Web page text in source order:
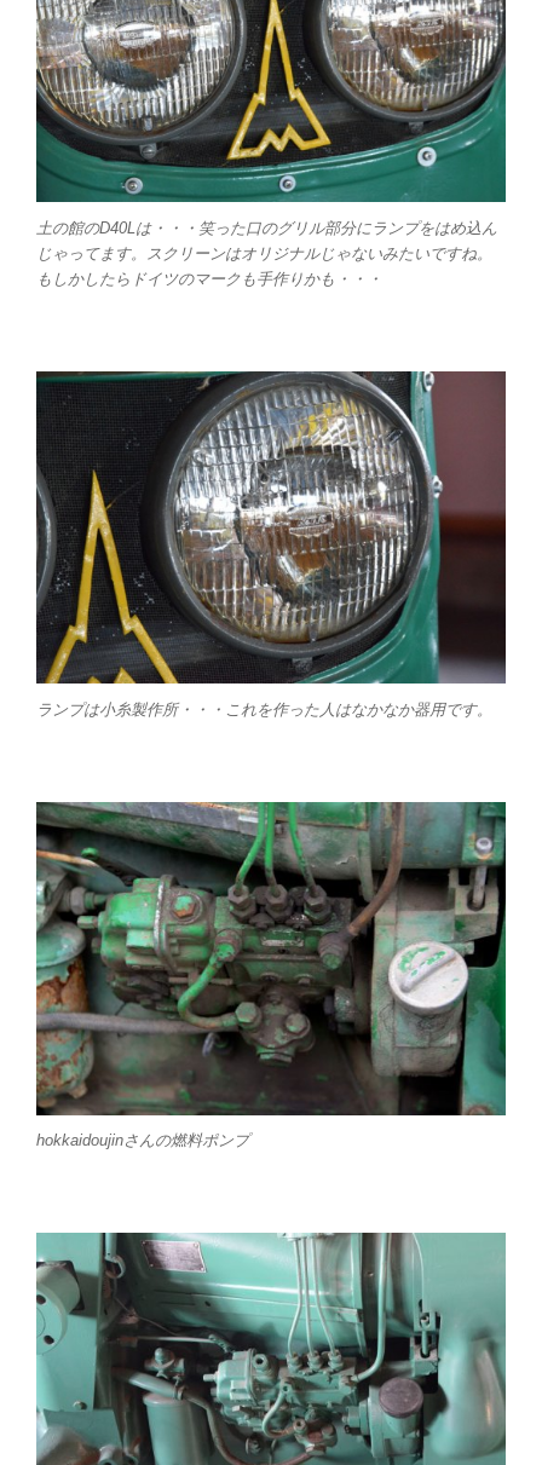
土の館のD40Lは・・・笑った口のグリル部分にランプをはめ込ん
じゃってます。スクリーンはオリジナルじゃないみたいですね。
もしかしたらドイツのマークも手作りかも・・・
ランプは小糸製作所・・・これを作った人はなかなか器用です。
hokkaidoujinさんの燃料ポンプ